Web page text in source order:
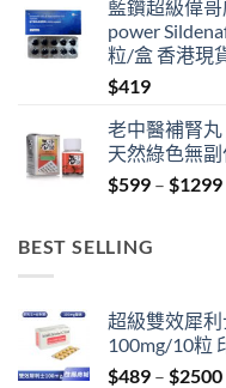
藍鑽超級偉
power
粒/盒 香港現
$419
老中醫補腎
天然綠色無
$599 – $1299
BEST SELLING
超級雙效犀利
100mg/10粒
$489 – $2500